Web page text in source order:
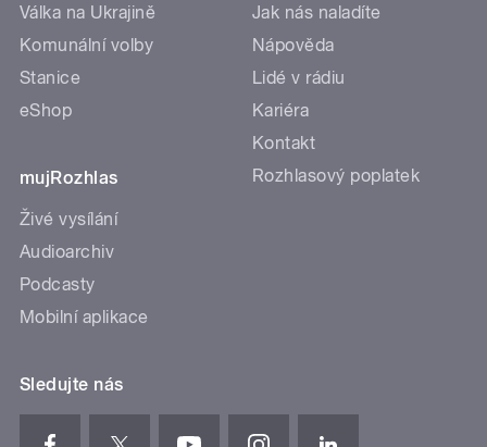
Válka na Ukrajině
Komunální volby
Stanice
eShop
mujRozhlas
Živé vysílání
Audioarchiv
Podcasty
Mobilní aplikace
Jak nás naladíte
Nápověda
Lidé v rádiu
Kariéra
Kontakt
Rozhlasový poplatek
Sledujte nás